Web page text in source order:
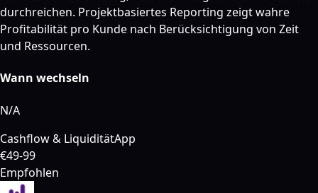
durchreichen. Projektbasiertes Reporting zeigt wahre
Profitabilität pro Kunde nach Berücksichtigung von Zeit
und Ressourcen.
Wann wechseln
N/A
Cashflow & LiquiditätApp
€49-99
Empfohlen